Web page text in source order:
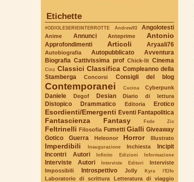
Etichette
#ODIOLESERIEINTERROTTE Andrew93 Angolotesti
Anime Annunci Anteprime Antonio
Approfondimenti Articoli Aryaali76
Autobiografia Autopubblicato
Avventura
Biografia Cattivissima prof Chick-lit Cinema
Cinz Classici Classifica Compleanno della
Stamberga
Concorsi Consigli del blog
Contemporanei Cucina Cyberpunk
Daniele Degof Desian Diario di lettura
Distopico Drammatico Editoria Erotico
Esordienti/Emergenti Eventi Fantapolitica
Fantascienza Fantasy Fede Zic
Feltrinelli Filosofia Fumetti Gialli Giveaway
Gotico
Guerra Heleonor Horror Illustrato
Imperdibili Inaugurazione Inchiesta
Incipit
Incontri Autori
Infinito Edizioni Informazione
Interviste Autori Interviste Editori
Interviste
Impossibili
Introspettivo Jolly Kyra l'Elfo
Laboratorio di scrittura
Letteratura di viaggio